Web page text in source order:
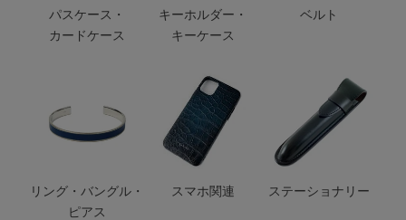
パスケース・
カードケース
キーホルダー・
キーケース
ベルト
リング・バングル・
ピアス
スマホ関連 ステーショナリー